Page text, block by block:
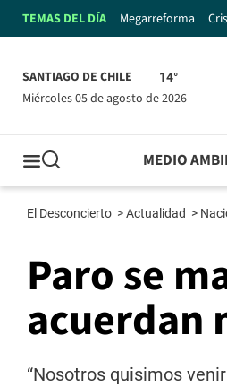
TEMAS DEL DÍA Megarreforma
SANTIAGO DE CHILE 14°
miércoles 05 de agosto de 2026
MEDIO
El Desconcierto >Actualidad >
Paro se
acuerdan
“Nosotros quisimos